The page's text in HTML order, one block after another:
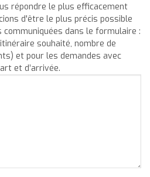
répondre le plus efficacement
d'être le plus précis possible
dans le formulaire :
souhaité, nombre de
et pour les demandes avec
et d’arrivée.